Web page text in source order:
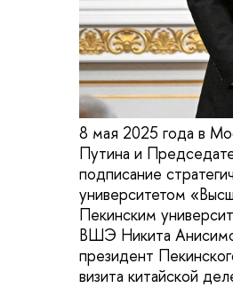
8 мая 2025 года в
Путина и
подписание
университетом
Пекинским
ВШЭ Никита
президент
визита китайской